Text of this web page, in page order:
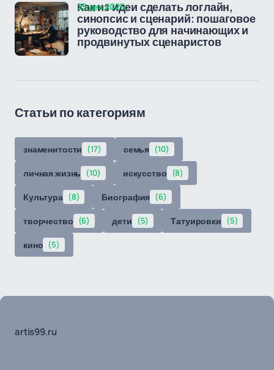
Как из идеи сделать логлайн,
синопсис и сценарий: пошаговое
руководство для начинающих и
продвинутых сценаристов
25 дек 2025
Статьи по категориям
знаменитости (17) семья (10)
личная жизнь (10) искусство (8)
Культура (8) Биография (6)
творчество (6) дети (5) Татуировки (5)
кино (5)
artis99.ru